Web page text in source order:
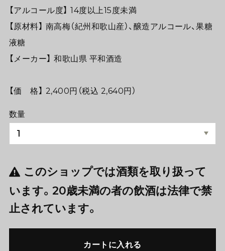
【アルコール度】 14度以上15度未満
【原材料】 南高梅（紀州和歌山産）、醸造アルコール、果糖
液糖
【メーカー】 和歌山県 平和酒造
【価 格】 2,400円（税込 2,640円）
数量
このショップでは酒類を取り扱って
います。20歳未満の者の飲酒は法律で禁
止されています。
カートに入れる